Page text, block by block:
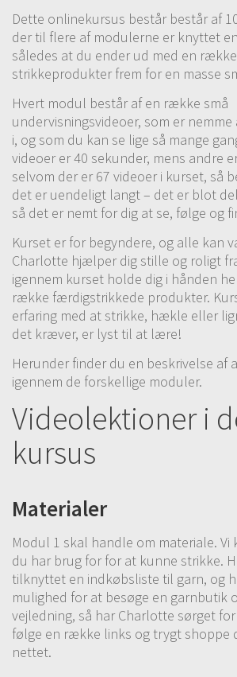
Dette onlinekursus består består af
der til flere af modulerne er knyttet
således at du ender ud med en
strikkeprodukter frem for en masse
Hvert modul består af en række små
undervisningsvideoer, som er
i, og som du kan se lige så mange
videoer er 40 sekunder, mens andre
selvom der er 67 videoer i kurset, så
det er uendeligt langt – det er blot
så det er nemt for dig at se, følge og
Kurset er for begyndere, og alle kan
Charlotte hjælper dig stille og roligt
igennem kurset holde dig i hånden
række færdigstrikkede produkter.
erfaring med at strikke, hækle eller
det kræver, er lyst til at lære!
Herunder finder du en beskrivelse af
igennem de forskellige moduler.
Videolektioner i
kursus
Materialer
Modul 1 skal handle om materiale. Vi
du har brug for for at kunne strikke.
tilknyttet en indkøbsliste til garn, og
mulighed for at besøge en garnbutik
vejledning, så har Charlotte sørget
følge en række links og trygt shoppe
nettet.